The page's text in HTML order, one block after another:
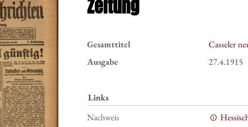
Zeitung
Gesamttitel
Casseler
Ausgabe
27.4.1915
Links
Nachweis